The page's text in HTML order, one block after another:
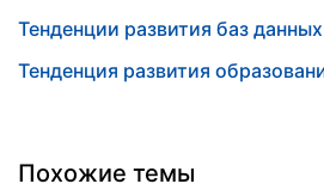
Тенденции развития баз данных
Тенденция развития
Похожие темы